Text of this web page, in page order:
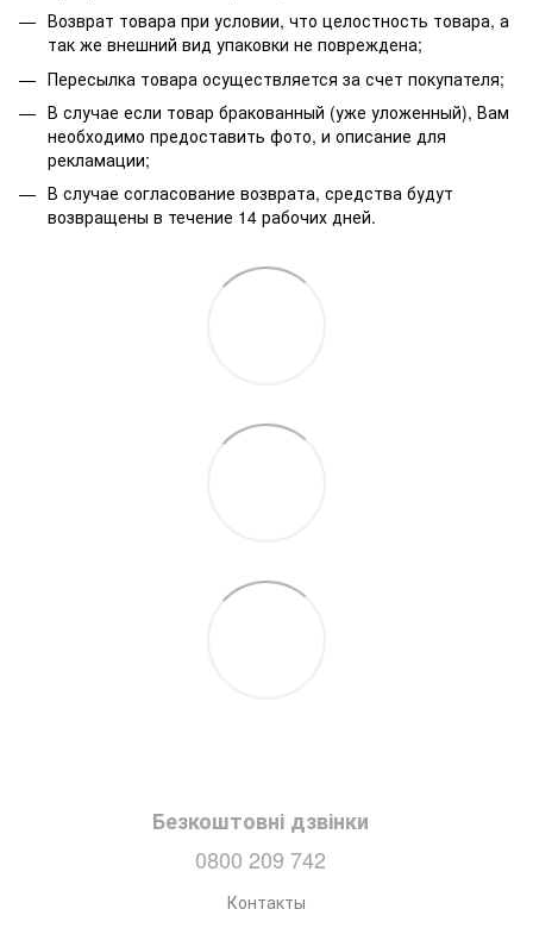
Возврат товара при условии, что целостность товара, а
так же внешний вид упаковки не повреждена;
Пересылка товара осуществляется за счет покупателя;
В случае если товар бракованный (уже уложенный), Вам
необходимо предоставить фото, и описание для
рекламации;
В случае согласование возврата, средства будут
возвращены в течение 14 рабочих дней.
Безкоштовні дзвінки
0800 209 742
Контакты